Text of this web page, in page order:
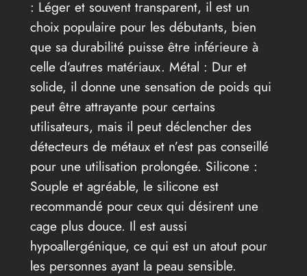
: Léger et souvent transparent, il est un
choix populaire pour les débutants, bien
que sa durabilité puisse être inférieure à
celle d’autres matériaux. Métal : Dur et
solide, il donne une sensation de poids qui
peut être attrayante pour certains
utilisateurs, mais il peut déclencher des
détecteurs de métaux et n’est pas conseillé
pour une utilisation prolongée. Silicone :
Souple et agréable, le silicone est
recommandé pour ceux qui désirent une
cage plus douce. Il est aussi
hypoallergénique, ce qui est un atout pour
les personnes ayant la peau sensible.